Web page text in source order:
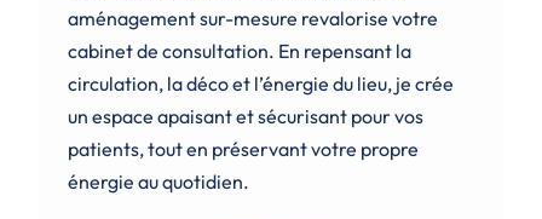
aménagement sur-mesure revalorise votre
cabinet de consultation. En repensant la
circulation, la déco et l’énergie du lieu, je crée
un espace apaisant et sécurisant pour vos
patients, tout en préservant votre propre
énergie au quotidien.